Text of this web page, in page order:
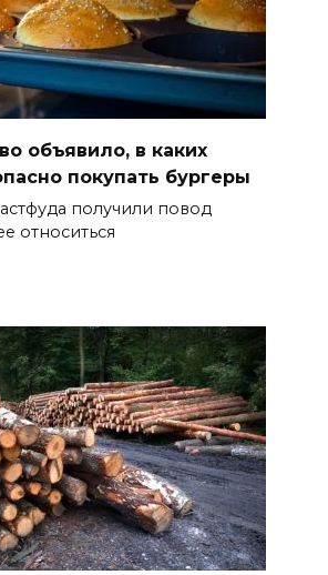
объявило, в каких
покупать бургеры
получили повод
относиться